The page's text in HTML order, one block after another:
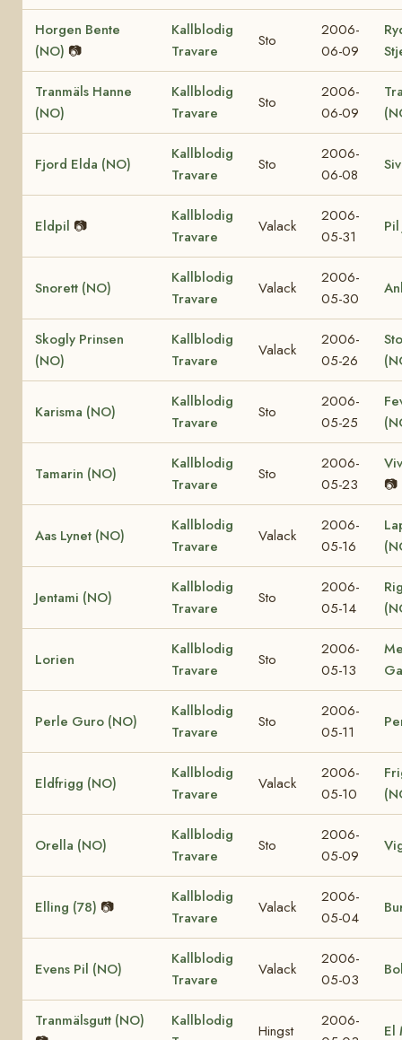
Horgen Bente
(NO) 📷
Kallblodig
Travare
Sto
2006-
06-09
Tranmäls Hanne
(NO)
Kallblodig
Travare
Sto
2006-
06-09
Fjord Elda (NO)
Kallblodig
Travare
Sto
2006-
06-08
Eldpil 📷
Kallblodig
Travare
Valack
2006-
05-31
Pil
Snorett (NO)
Kallblodig
Travare
Valack
2006-
05-30
Skogly Prinsen
(NO)
Kallblodig
Travare
Valack
2006-
05-26
Karisma (NO)
Kallblodig
Travare
Sto
2006-
05-25
Tamarin (NO)
Kallblodig
Travare
Sto
2006-
05-23
📷
Aas Lynet (NO)
Kallblodig
Travare
Valack
2006-
05-16
Jentami (NO)
Kallblodig
Travare
Sto
2006-
05-14
Lorien
Kallblodig
Travare
Sto
2006-
05-13
Perle Guro (NO)
Kallblodig
Travare
Sto
2006-
05-11
Eldfrigg (NO)
Kallblodig
Travare
Valack
2006-
05-10
Orella (NO)
Kallblodig
Travare
Sto
2006-
05-09
Elling (78) 📷
Kallblodig
Travare
Valack
2006-
05-04
Evens Pil (NO)
Kallblodig
Travare
Valack
2006-
05-03
Tranmälsgutt (NO)
Kallblodig
Hingst
2006-
El